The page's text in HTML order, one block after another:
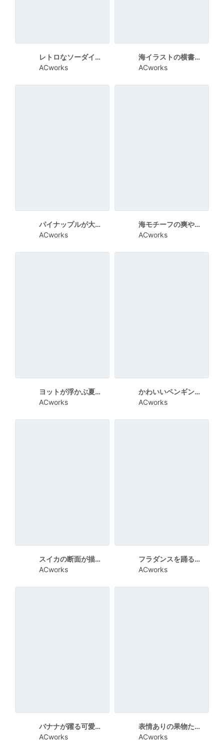
レトロなソーダイラストの残暑見舞い
ACworks
海イラストの横書き残暑お見舞い
ACworks
パイナップルが大きく描かれた夏向けメッセージカード
ACworks
海モチーフの爽やかな夏向けメッセージカード
ACworks
ヨットが浮かぶ夏向けメッセージカード
ACworks
かわいいペンギンと飲み物が描かれた夏向けメッセージカード
ACworks
スイカの断面が描かれた夏向けメッセージカード
ACworks
フラダンスを踊る男女が描かれた夏向けメッセージカード
ACworks
バナナが躍る可愛い夏向けメッセージカード
ACworks
表情ありの果物たちが手をつなぐ夏向けメッセージカード
ACworks